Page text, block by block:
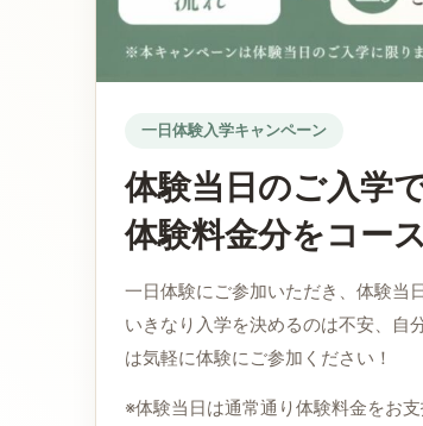
一日体験入学キャンペーン
体験当日のご入学で
体験料金分をコー
一日体験にご参加いただき、体験当
いきなり入学を決めるのは不安、自
は気軽に体験にご参加ください！
※体験当日は通常通り体験料金をお